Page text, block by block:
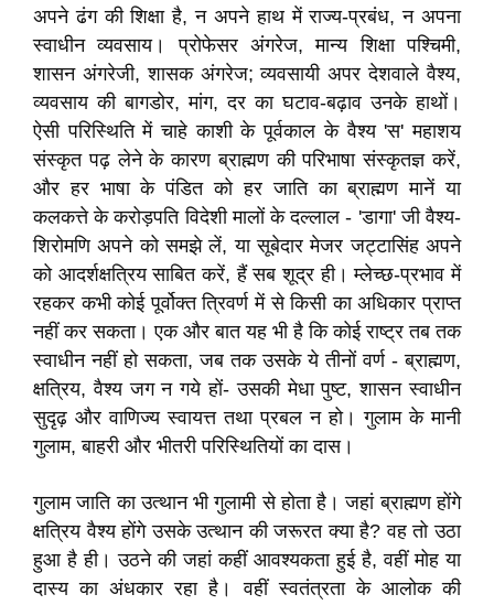
अपने ढंग की शिक्षा है, न अपने हाथ में राज्य-प्रबंध, न अपना
स्वाधीन व्यवसाय। प्रोफेसर अंगरेज, मान्य शिक्षा पश्चिमी,
शासन अंगरेजी, शासक अंगरेज; व्यवसायी अपर देशवाले वैश्य,
व्यवसाय की बागडोर, मांग, दर का घटाव-बढ़ाव उनके हाथों।
ऐसी परिस्थिति में चाहे काशी के पूर्वकाल के वैश्य 'स' महाशय
संस्कृत पढ़ लेने के कारण ब्राह्मण की परिभाषा संस्कृतज्ञ करें,
और हर भाषा के पंडित को हर जाति का ब्राह्मण मानें या
कलकत्ते के करोड़पति विदेशी मालों के दल्लाल - 'डागा' जी वैश्य-
शिरोमणि अपने को समझे लें, या सूबेदार मेजर जट्टासिंह अपने
को आदर्शक्षत्रिय साबित करें, हैं सब शूद्र ही। म्लेच्छ-प्रभाव में
रहकर कभी कोई पूर्वोक्त त्रिवर्ण में से किसी का अधिकार प्राप्त
नहीं कर सकता। एक और बात यह भी है कि कोई राष्ट्र तब तक
स्वाधीन नहीं हो सकता, जब तक उसके ये तीनों वर्ण - ब्राह्मण,
क्षत्रिय, वैश्य जग न गये हों- उसकी मेधा पुष्ट, शासन स्वाधीन
सुदृढ़ और वाणिज्य स्वायत्त तथा प्रबल न हो। गुलाम के मानी
गुलाम, बाहरी और भीतरी परिस्थितियों का दास।
गुलाम जाति का उत्थान भी गुलामी से होता है। जहां ब्राह्मण होंगे
क्षत्रिय वैश्य होंगे उसके उत्थान की जरूरत क्या है? वह तो उठा
हुआ है ही। उठने की जहां कहीं आवश्यकता हुई है, वहीं मोह या
दास्य का अंधकार रहा है। वहीं स्वतंत्रता के आलोक की